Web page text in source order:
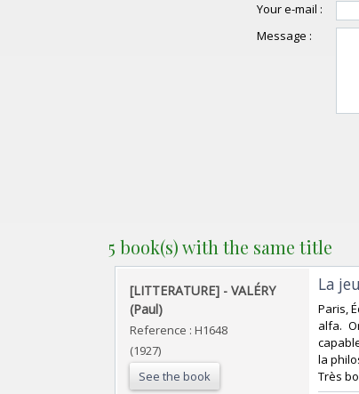
Your e-mail :
Message :
5 book(s) with the same title
‎[LITTERATURE] - VALÉRY
(Paul)‎
Reference : H1648
(1927)
See the book
‎La
‎Paris,
alfa.
la
Très